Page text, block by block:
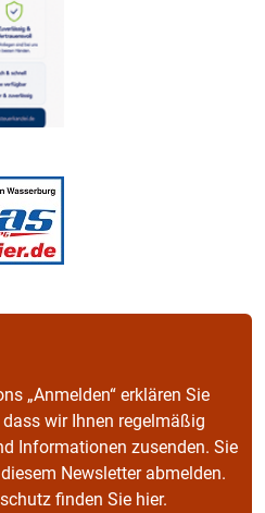
„Anmelden“ erklären Sie
wir Ihnen regelmäßig
Informationen zusenden. Sie
Newsletter abmelden.
finden Sie hier.